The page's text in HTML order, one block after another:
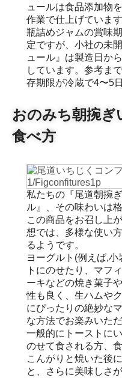
ュールは食品添加物
作業で仕上げていま
瓶詰めジャムの賞味
定ですが、小社の未
ュール』は製造日か
しています。参考ま
存期限が冷蔵で4〜5日
おのみち朝捥ぎ
食べ方
私たちの『尾道朝捥
ル』、その味わいは格
この商品をお召し上
想では、多様な使い
るようです。
ヨーグルト(例えば,
トにのせたり、マフ
ーキなどの焼き菓子
性も良く、生ハムや
にぴったりの絶妙な
な方法でお楽みいた
一般的にトーストに
のせて食される方、
こんがりと焼いた後
と、さらに美味しさ